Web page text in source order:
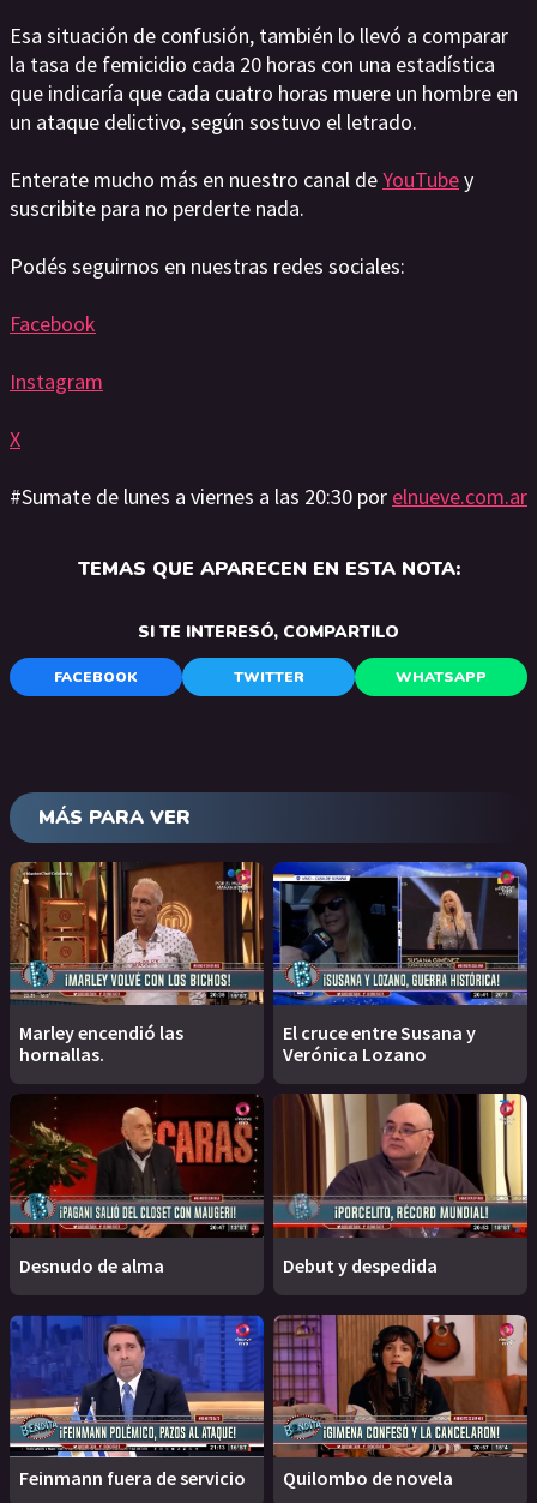
Esa situación de confusión, también lo llevó a comparar
la tasa de femicidio cada 20 horas con una estadística
que indicaría que cada cuatro horas muere un hombre en
un ataque delictivo, según sostuvo el letrado.
Enterate mucho más en nuestro canal deYouTubey
suscribite para no perderte nada.
Podés seguirnos en nuestras redes sociales:
Facebook
Instagram
X
#Sumate de lunes a viernes a las 20:30 por elnueve.com.ar
TEMAS QUE APARECEN EN ESTA NOTA:
SI TE INTERESÓ, COMPARTILO
FACEBOOK TWITTER WHATSAPP
MÁS PARA VER
Marley encendió las
hornallas.
El cruce entre Susana y
Verónica Lozano
Desnudo de alma Debut y despedida
Feinmann fuera de servicio Quilombo de novela